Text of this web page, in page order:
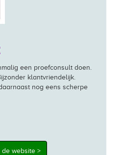
een proefconsult doen.
klantvriendelijk.
nog eens scherpe
de website >